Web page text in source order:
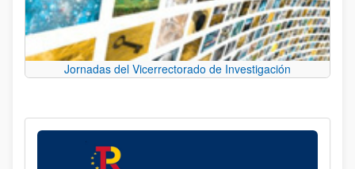
Jornadas del Vicerrectorado de Investigación